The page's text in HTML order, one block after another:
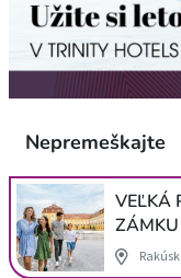
Nepremeškajte
VEĽKÁ
ZÁMKU